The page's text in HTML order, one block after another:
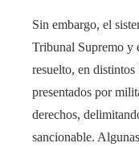
Sin embargo, el
Tribunal Supremo y
resuelto, en
presentados por
derechos,
sancionable.